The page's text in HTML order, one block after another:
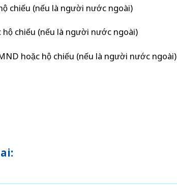
chiếu (nếu là người nước ngoài)
hộ chiếu (nếu là người nước ngoài)
hoặc hộ chiếu (nếu là người nước ngoài)